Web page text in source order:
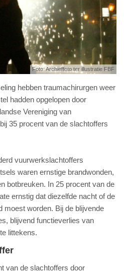
Foto: Archieffoto ter illustratie FBF
hebben traumachirurgen weer
hadden opgelopen door
Vereniging van
35 procent van de slachtoffers
vuurwerkslachtoffers
waren ernstige brandwonden,
botbreuken. In 25 procent van de
ernstig dat diezelfde nacht of de
moest worden. Bij de blijvende
blijvend functieverlies van
littekens.
van de slachtoffers door